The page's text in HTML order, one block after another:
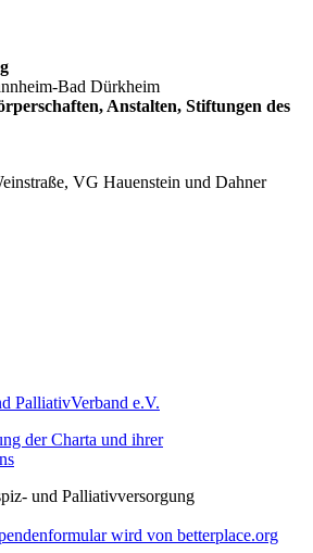
Bad Dürkheim
Anstalten, Stiftungen des
VG Hauenstein und Dahner
und Palliativversorgung